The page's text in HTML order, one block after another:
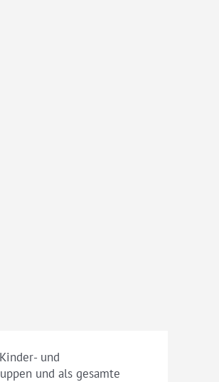
und
und als gesamte